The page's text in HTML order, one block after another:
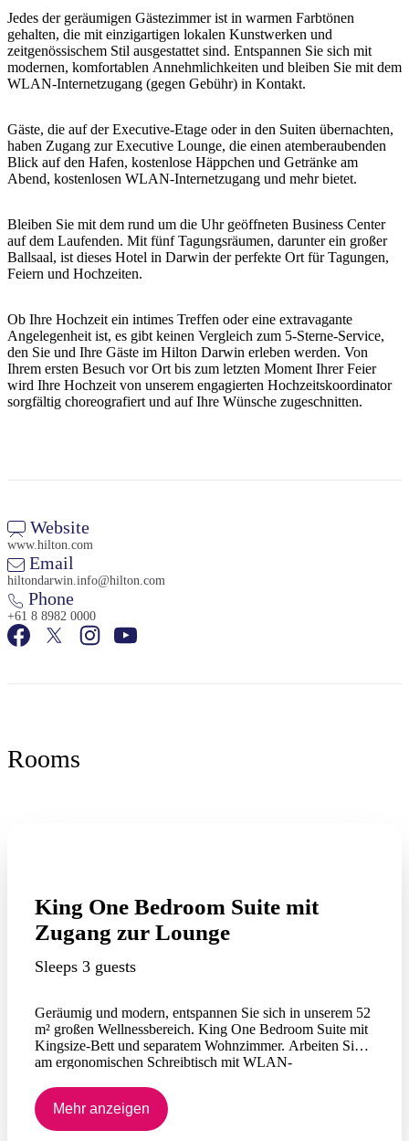
Sign
up
Jedes der geräumigen Gästezimmer ist in warmen Farbtönen
gehalten, die mit einzigartigen lokalen Kunstwerken und
zeitgenössischem Stil ausgestattet sind. Entspannen Sie sich mit
modernen, komfortablen Annehmlichkeiten und bleiben Sie mit dem
WLAN-Internetzugang (gegen Gebühr) in Kontakt.
Gäste, die auf der Executive-Etage oder in den Suiten übernachten,
haben Zugang zur Executive Lounge, die einen atemberaubenden
Blick auf den Hafen, kostenlose Häppchen und Getränke am
Abend, kostenlosen WLAN-Internetzugang und mehr bietet.
Bleiben Sie mit dem rund um die Uhr geöffneten Business Center
auf dem Laufenden. Mit fünf Tagungsräumen, darunter ein großer
Ballsaal, ist dieses Hotel in Darwin der perfekte Ort für Tagungen,
Feiern und Hochzeiten.
Ob Ihre Hochzeit ein intimes Treffen oder eine extravagante
Angelegenheit ist, es gibt keinen Vergleich zum 5-Sterne-Service,
den Sie und Ihre Gäste im Hilton Darwin erleben werden. Von
Ihrem ersten Besuch vor Ort bis zum letzten Moment Ihrer Feier
wird Ihre Hochzeit von unserem engagierten Hochzeitskoordinator
sorgfältig choreografiert und auf Ihre Wünsche zugeschnitten.
Website
www.hilton.com
Email
hiltondarwin.info@hilton.com
Phone
+61 8 8982 0000
Rooms
King One Bedroom Suite mit
Zugang zur Lounge
Sleeps 3 guests
Geräumig und modern, entspannen Sie sich in unserem 52
m² großen Wellnessbereich. King One Bedroom Suite mit
Kingsize-Bett und separatem Wohnzimmer. Arbeiten Sie
am ergonomischen Schreibtisch mit WLAN-
kaltes Getränk oder einen Snack aus der Minibar.
Genießen Sie exklusiven Zugang zur Executive Lounge
für bis zu zwei Personen, eine kostenlose Morgenzeitung
Mehr anzeigen